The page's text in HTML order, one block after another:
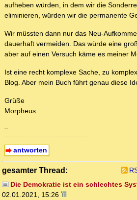
aufheben würden, in dem wir die
eliminieren, würden wir die permanente
Wir müssten dann nur das Neu-
dauerhaft vermeiden. Das würde eine
aber auf einen Versuch käme es meiner
Ist eine recht komplexe Sache, zu
Blog. Aber mein Buch führt genau diese
Grüße
Morpheus
--
-------------------------------------------
antworten
gesamter Thread:
Die Demokratie ist ein schlechtes
02.01.2021, 15:26